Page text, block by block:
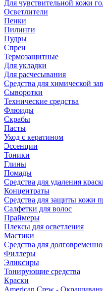
Для чувствительной кожи
Осветлители
Пенки
Пилинги
Пудры
Спреи
Термозащитные
Для укладки
Для расчесывания
Средства для химической
Сыворотки
Технические средства
Флюиды
Скрабы
Пасты
Уход с кератином
Эссенции
Тоники
Глины
Помады
Средства для удаления
Концентраты
Средства для защиты кожи
Салфетки для волос
Праймеры
Плексы для осветления
Мастики
Средства для
Филлеры
Эликсиры
Тонирующие средства
Краски
American Crew -